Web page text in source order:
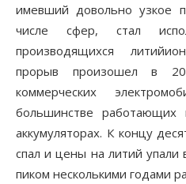
имевший довольно узкое
числе сфер, стал
производящихся
прорыв произошел в
коммерческих
большинстве
аккумуляторах. К концу
спал и цены на литий упали
пиком несколькими годами